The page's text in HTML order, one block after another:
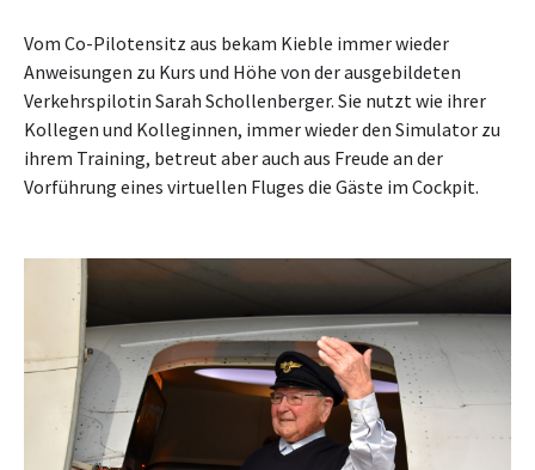
Vom Co-Pilotensitz aus bekam Kieble immer wieder
Anweisungen zu Kurs und Höhe von der ausgebildeten
Verkehrspilotin Sarah Schollenberger. Sie nutzt wie ihrer
Kollegen und Kolleginnen, immer wieder den Simulator zu
ihrem Training, betreut aber auch aus Freude an der
Vorführung eines virtuellen Fluges die Gäste im Cockpit.